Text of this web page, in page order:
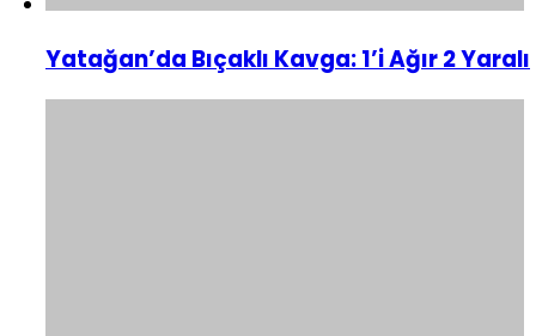
Yatağan’da Bıçaklı Kavga: 1’i Ağır 2 Yaralı